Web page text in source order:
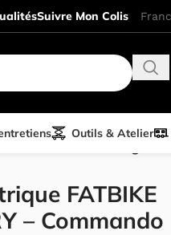
Suivre Mon Colis
Outils & Atelier
FATBIKE
– Commando